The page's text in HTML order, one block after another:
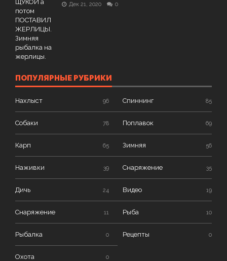
Дек 21, 2020 0
ПОПУЛЯРНЫЕ РУБРИКИ
Нахлыст 96 Спиннинг 85
Собаки 78 Поплавок 69
Карп 65 Зимняя 56
Наживки 39 Снаряжение 35
Дичь 24 Видео 19
Снаряжение 11 Рыба 10
Рыбалка 0 Рецепты 0
Охота 0